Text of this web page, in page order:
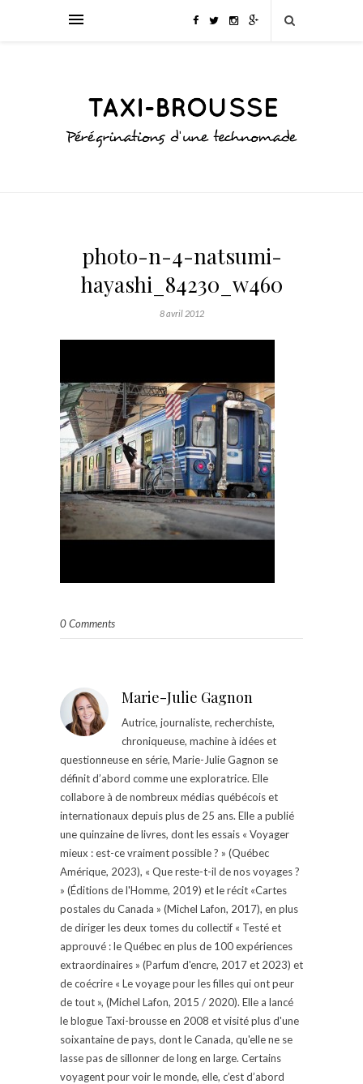
photo-n-4-natsumi-
hayashi_84230_w460
8 avril 2012
0 Comments
Marie-Julie Gagnon
Autrice, journaliste, recherchiste,
chroniqueuse, machine à idées et
questionneuse en série, Marie-Julie Gagnon se
définit d’abord comme une exploratrice. Elle
collabore à de nombreux médias québécois et
internationaux depuis plus de 25 ans. Elle a publié
une quinzaine de livres, dont les essais « Voyager
mieux : est-ce vraiment possible ? » (Québec
Amérique, 2023), « Que reste-t-il de nos voyages ?
» (Éditions de l'Homme, 2019) et le récit «Cartes
postales du Canada » (Michel Lafon, 2017), en plus
de diriger les deux tomes du collectif « Testé et
approuvé : le Québec en plus de 100 expériences
extraordinaires » (Parfum d'encre, 2017 et 2023) et
de coécrire « Le voyage pour les filles qui ont peur
de tout », (Michel Lafon, 2015 / 2020). Elle a lancé
le blogue Taxi-brousse en 2008 et visité plus d'une
soixantaine de pays, dont le Canada, qu'elle ne se
lasse pas de sillonner de long en large. Certains
voyagent pour voir le monde, elle, c’est d’abord